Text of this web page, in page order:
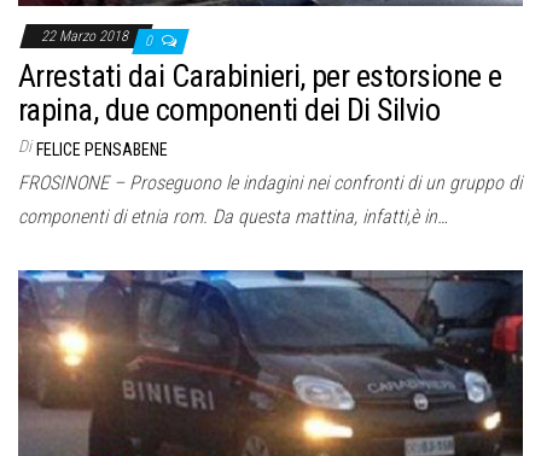
22 Marzo 2018 0
Arrestati dai Carabinieri, per estorsione e
rapina, due componenti dei Di Silvio
Di FELICE PENSABENE
FROSINONE – Proseguono le indagini nei confronti di un gruppo di
componenti di etnia rom. Da questa mattina, infatti,è in…